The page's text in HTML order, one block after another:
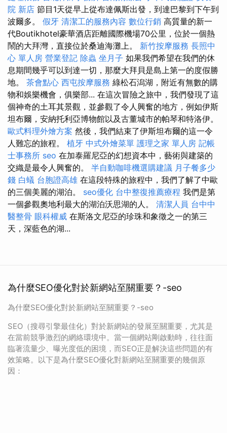
院 新店 節目1天從早上從布達佩斯出發，到達巴黎到下午到
波爾多。 假牙 清潔工的服務內容 數位行銷 高質量的新一
代Boutikhotel豪華酒店距離國際機場70公里，位於一個熱
鬧的大拜灣，直接位於桑迪海灘上。 新竹按摩服務 長照中
心 單人房 營業登記 除蟲 坐月子 如果我們希望在我們的休
息期間幾乎可以到達一切，那麼大拜貝是島上第一的度假勝
地。 茶會點心 西屯按摩服務 綠松石潟湖，附近有無數的購
物和娛樂機會，俱樂部... 在這次冒險之旅中，我們發現了這
個神奇的土耳其景觀，並參觀了令人興奮的地方，例如伊斯
坦布爾，安納托利亞博物館以及古董城市的帕琴和特洛伊。
歐式料理外燴方案 然後，我們結束了伊斯坦布爾的這一令
人難忘的旅程。 植牙 中式外燴菜單 護理之家 單人房 記帳
士事務所 seo 在加泰羅尼亞的幻想資本中，藝術與建築的
交織是最令人興奮的。 半自動咖啡機選購建議 月子餐多少
錢 白蟻 台胞證高雄 在這段特殊的旅程中，我們了解了中歐
的三個美麗的湖泊。 seo優化 台中整復推薦療程 我們是第
一個參觀奧地利最大的湖泊沃思湖的人。 清潔人員 台中中
醫整骨 眼科權威 在斯洛文尼亞的珍珠和象徵之一的第三
天，深藍色的湖...
為什麼SEO優化對於新網站至關重要？-seo
為什麼SEO優化對於新網站至關重要？-seo
SEO（搜尋引擎最佳化）對於新網站的發展至關重要，尤其是
在當前競爭激烈的網絡環境中。當一個網站剛啟動時，往往面
臨著流量少、曝光度低的困境，而SEO正是解決這些問題的有
效策略。以下是為什麼SEO優化對新網站至關重要的幾個原
因：